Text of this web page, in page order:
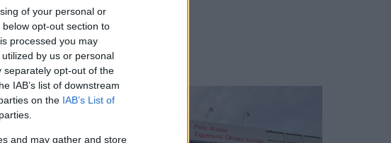
of your personal or
opt-out section to
processed you may
by us or personal
separately opt-out of the
IAB’s list of downstream
on the IAB’s List of
and may gather and store